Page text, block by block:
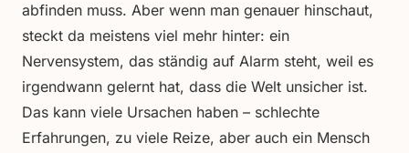
abfinden muss. Aber wenn man genauer hinschaut,
steckt da meistens viel mehr hinter: ein
Nervensystem, das ständig auf Alarm steht, weil es
irgendwann gelernt hat, dass die Welt unsicher ist.
Das kann viele Ursachen haben – schlechte
Erfahrungen, zu viele Reize, aber auch ein Mensch